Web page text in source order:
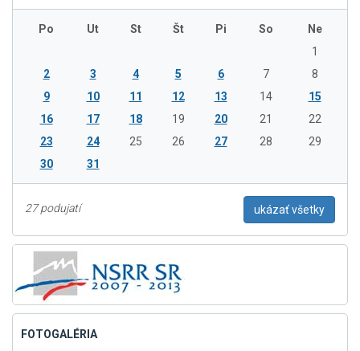
Po Ut St Št Pi So
Ne
1
2
3 4 5 6 7
8
9
10 11 12 13 14
15
16
17 18 19 20 21
22
23
24 25 26 27 28
29
30
31
27 podujatí ukázať všetky
FOTOGALÉRIA